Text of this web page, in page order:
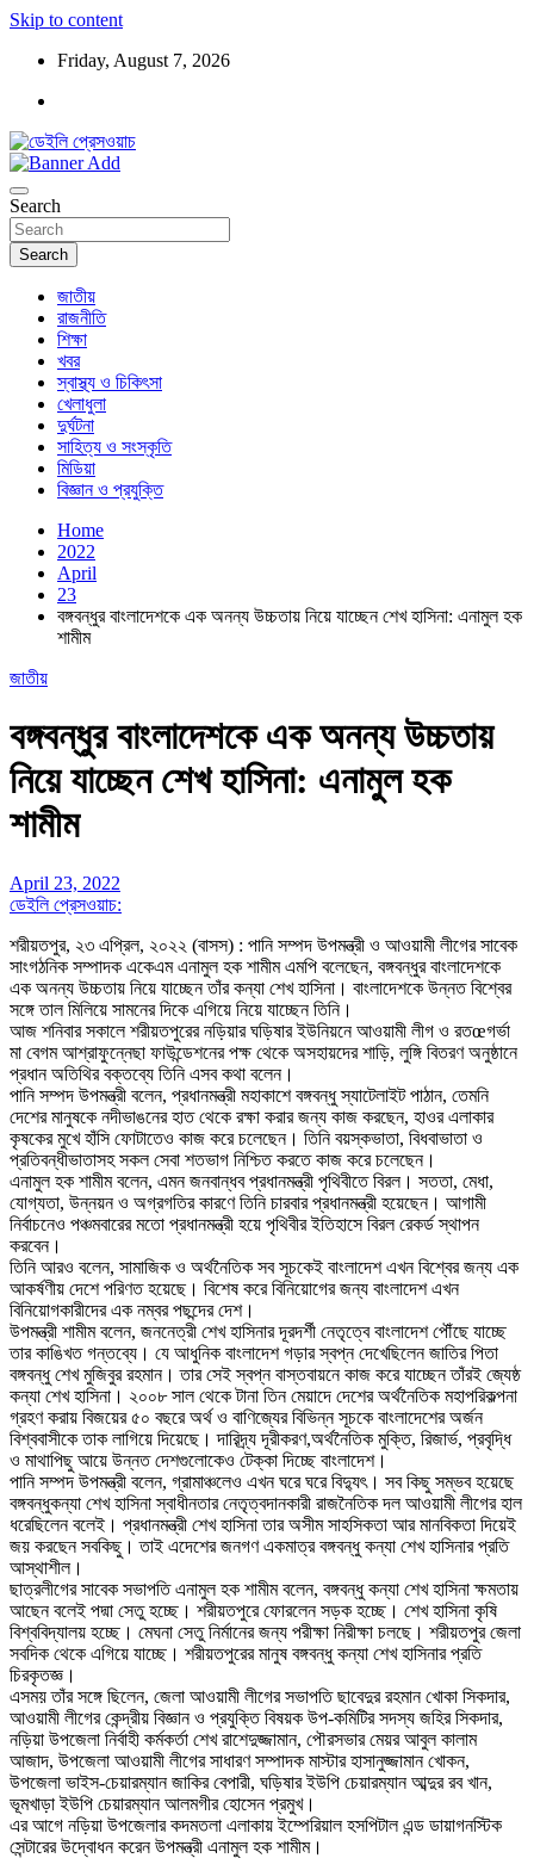
Skip to content
Friday, August 7, 2026
ডেইলি প্রেসওয়াচ
Search
Search
জাতীয়
রাজনীতি
শিক্ষা
খবর
স্বাস্থ্য ও চিকিৎসা
খেলাধুলা
দুর্ঘটনা
সাহিত্য ও সংস্কৃতি
মিডিয়া
বিজ্ঞান ও প্রযুক্তি
Home
2022
April
23
বঙ্গবন্ধুর বাংলাদেশকে এক অনন্য উচ্চতায় নিয়ে যাচ্ছেন শেখ হাসিনা: এনামুল হক
শামীম
জাতীয়
বঙ্গবন্ধুর বাংলাদেশকে এক অনন্য উচ্চতায়
নিয়ে যাচ্ছেন শেখ হাসিনা: এনামুল হক
শামীম
April 23, 2022
ডেইলি প্রেসওয়াচ:
শরীয়তপুর, ২৩ এপ্রিল, ২০২২ (বাসস) : পানি সম্পদ উপমন্ত্রী ও আওয়ামী লীগের সাবেক
সাংগঠনিক সম্পাদক একেএম এনামুল হক শামীম এমপি বলেছেন, বঙ্গবন্ধুর বাংলাদেশকে
এক অনন্য উচ্চতায় নিয়ে যাচ্ছেন তাঁর কন্যা শেখ হাসিনা। বাংলাদেশকে উন্নত বিশ্বের
সঙ্গে তাল মিলিয়ে সামনের দিকে এগিয়ে নিয়ে যাচ্ছেন তিনি।
আজ শনিবার সকালে শরীয়তপুরের নড়িয়ার ঘড়িষার ইউনিয়নে আওয়ামী লীগ ও রতœগর্ভা
মা বেগম আশ্রাফুন্নেছা ফাউন্ডেশনের পক্ষ থেকে অসহায়দের শাড়ি, লুঙ্গি বিতরণ অনুষ্ঠানে
প্রধান অতিথির বক্তব্যে তিনি এসব কথা বলেন।
পানি সম্পদ উপমন্ত্রী বলেন, প্রধানমন্ত্রী মহাকাশে বঙ্গবন্ধু স্যাটেলাইট পাঠান, তেমনি
দেশের মানুষকে নদীভাঙনের হাত থেকে রক্ষা করার জন্য কাজ করছেন, হাওর এলাকার
কৃষকের মুখে হাঁসি ফোটাতেও কাজ করে চলেছেন। তিনি বয়স্কভাতা, বিধবাভাতা ও
প্রতিবন্ধীভাতাসহ সকল সেবা শতভাগ নিশ্চিত করতে কাজ করে চলেছেন।
এনামুল হক শামীম বলেন, এমন জনবান্ধব প্রধানমন্ত্রী পৃথিবীতে বিরল। সততা, মেধা,
যোগ্যতা, উন্নয়ন ও অগ্রগতির কারণে তিনি চারবার প্রধানমন্ত্রী হয়েছেন। আগামী
নির্বাচনেও পঞ্চমবারের মতো প্রধানমন্ত্রী হয়ে পৃথিবীর ইতিহাসে বিরল রেকর্ড স্থাপন
করবেন।
তিনি আরও বলেন, সামাজিক ও অর্থনৈতিক সব সূচকেই বাংলাদেশ এখন বিশ্বের জন্য এক
আকর্ষণীয় দেশে পরিণত হয়েছে। বিশেষ করে বিনিয়োগের জন্য বাংলাদেশ এখন
বিনিয়োগকারীদের এক নম্বর পছন্দের দেশ।
উপমন্ত্রী শামীম বলেন, জননেত্রী শেখ হাসিনার দূরদর্শী নেতৃত্বে বাংলাদেশ পৌঁছে যাচ্ছে
তার কাঙিখত গন্তব্যে। যে আধুনিক বাংলাদেশ গড়ার স্বপ্ন দেখেছিলেন জাতির পিতা
বঙ্গবন্ধু শেখ মুজিবুর রহমান। তার সেই স্বপ্ন বাস্তবায়নে কাজ করে যাচ্ছেন তাঁরই জ্যেষ্ঠ
কন্যা শেখ হাসিনা। ২০০৮ সাল থেকে টানা তিন মেয়াদে দেশের অর্থনৈতিক মহাপরিকল্পনা
গ্রহণ করায় বিজয়ের ৫০ বছরে অর্থ ও বাণিজ্যের বিভিন্ন সূচকে বাংলাদেশের অর্জন
বিশ্ববাসীকে তাক লাগিয়ে দিয়েছে। দারিদ্র্য দূরীকরণ,অর্থনৈতিক মুক্তি, রিজার্ভ, প্রবৃদ্ধি
ও মাথাপিছু আয়ে উন্নত দেশগুলোকেও টেক্কা দিচ্ছে বাংলাদেশ।
পানি সম্পদ উপমন্ত্রী বলেন, গ্রামাঞ্চলেও এখন ঘরে ঘরে বিদ্যুৎ। সব কিছু সম্ভব হয়েছে
বঙ্গবন্ধুকন্যা শেখ হাসিনা স্বাধীনতার নেতৃত্বদানকারী রাজনৈতিক দল আওয়ামী লীগের হাল
ধরেছিলেন বলেই। প্রধানমন্ত্রী শেখ হাসিনা তার অসীম সাহসিকতা আর মানবিকতা দিয়েই
জয় করছেন সবকিছু। তাই এদেশের জনগণ একমাত্র বঙ্গবন্ধু কন্যা শেখ হাসিনার প্রতি
আস্থাশীল।
ছাত্রলীগের সাবেক সভাপতি এনামুল হক শামীম বলেন, বঙ্গবন্ধু কন্যা শেখ হাসিনা ক্ষমতায়
আছেন বলেই পদ্মা সেতু হচ্ছে। শরীয়তপুরে ফোরলেন সড়ক হচ্ছে। শেখ হাসিনা কৃষি
বিশ্ববিদ্যালয় হচ্ছে। মেঘনা সেতু নির্মানের জন্য পরীক্ষা নিরীক্ষা চলছে। শরীয়তপুর জেলা
সবদিক থেকে এগিয়ে যাচ্ছে। শরীয়তপুরের মানুষ বঙ্গবন্ধু কন্যা শেখ হাসিনার প্রতি
চিরকৃতজ্ঞ।
এসময় তাঁর সঙ্গে ছিলেন, জেলা আওয়ামী লীগের সভাপতি ছাবেদুর রহমান খোকা সিকদার,
আওয়ামী লীগের কেন্দ্রীয় বিজ্ঞান ও প্রযুক্তি বিষয়ক উপ-কমিটির সদস্য জহির সিকদার,
নড়িয়া উপজেলা নির্বাহী কর্মকর্তা শেখ রাশেদুজ্জামান, পৌরসভার মেয়র আবুল কালাম
আজাদ, উপজেলা আওয়ামী লীগের সাধারণ সম্পাদক মাস্টার হাসানুজ্জামান খোকন,
উপজেলা ভাইস-চেয়ারম্যান জাকির বেপারী, ঘড়িষার ইউপি চেয়ারম্যান আব্দুর রব খান,
ভূমখাড়া ইউপি চেয়ারম্যান আলমগীর হোসেন প্রমুখ।
এর আগে নড়িয়া উপজেলার কদমতলা এলাকায় ইম্পেরিয়াল হসপিটাল এন্ড ডায়াগনস্টিক
সেন্টারের উদ্বোধন করেন উপমন্ত্রী এনামুল হক শামীম।